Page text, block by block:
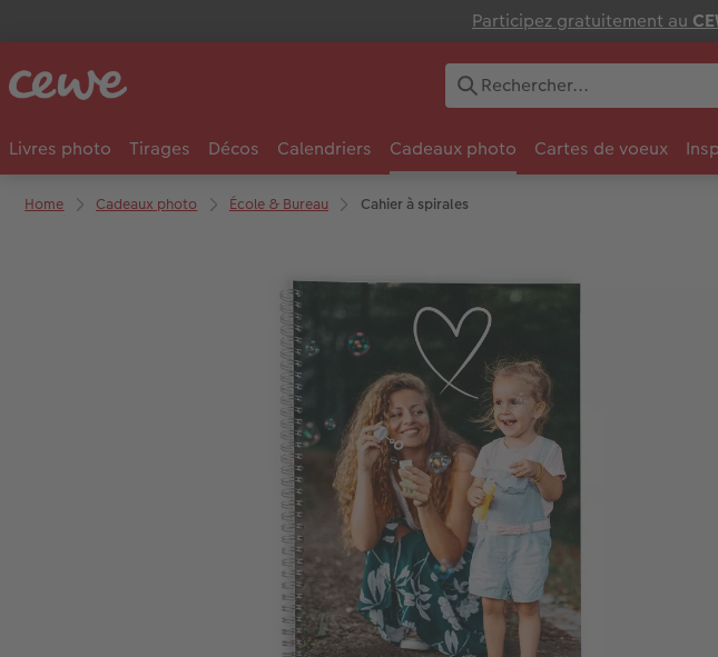
Participez gratuitement au
Livres photo Tirages Décos Calendriers Cadeaux photo Cartes de voeux
Home Cadeaux photo École & Bureau Cahier à spirales